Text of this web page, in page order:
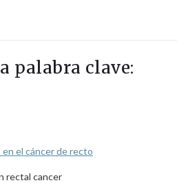
palabra clave:
el cáncer de recto
rectal cancer